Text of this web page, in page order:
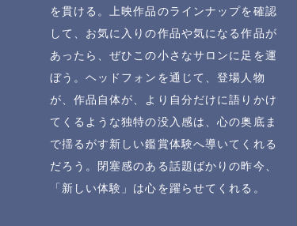
を貫ける。上映作品のラインナップを確認
して、お気に入りの作品や気になる作品が
あったら、ぜひこの小さなサロンに足を運
ぼう。ヘッドフォンを通じて、登場人物
が、作品自体が、より自分だけに語りかけ
てくるような独特の没入感は、心の奥底ま
で揺るがす新しい鑑賞体験へ導いてくれる
だろう。閉塞感のある話題ばかりの昨今、
「新しい体験」は心を躍らせてくれる。